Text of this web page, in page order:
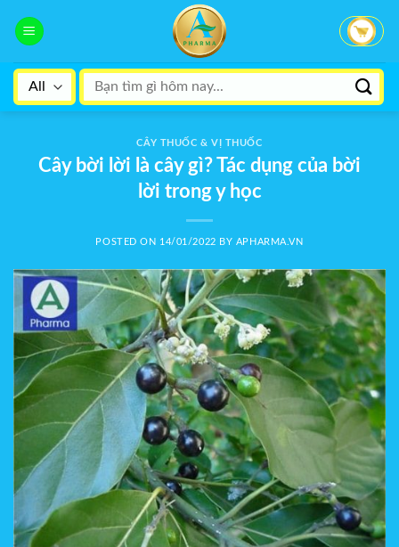
Search
for:
CÂY THUỐC & VỊ THUỐC
Cây bời lời là cây gì? Tác dụng của bời
lời trong y học
POSTED ON 14/01/2022 BY APHARMA.VN